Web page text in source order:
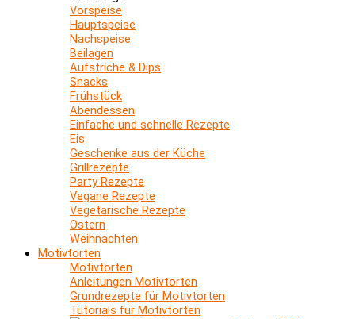
Vorspeise
Hauptspeise
Nachspeise
Beilagen
Aufstriche & Dips
Snacks
Frühstück
Abendessen
Einfache und schnelle Rezepte
Eis
Geschenke aus der Küche
Grillrezepte
Party Rezepte
Vegane Rezepte
Vegetarische Rezepte
Ostern
Weihnachten
Motivtorten
Motivtorten
Anleitungen Motivtorten
Grundrezepte für Motivtorten
Tutorials für Motivtorten